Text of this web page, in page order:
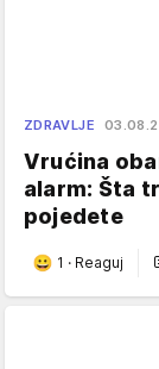
ZDRAVLJE
Vrućina
alarm: Šta
pojedete
1 · Reaguj